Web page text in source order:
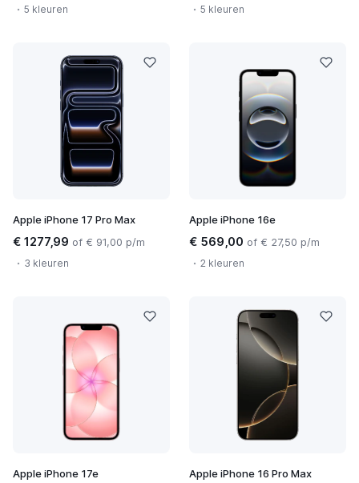
5 kleuren 5 kleuren
Apple iPhone 17 Pro Max
€ 1277,99 of € 91,00 p/m
3 kleuren
Apple iPhone 16e
€ 569,00 of € 27,50 p/m
2 kleuren
Apple iPhone 17e Apple iPhone 16 Pro Max